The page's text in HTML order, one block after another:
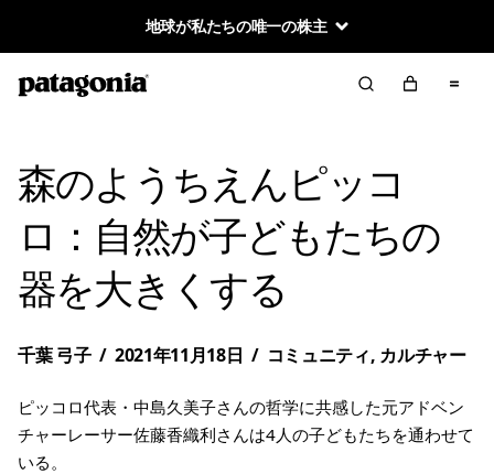
地球が私たちの唯一の株主
森のようちえんピッコ
ロ：自然が子どもたちの
器を大きくする
千葉 弓子 / 2021年11月18日 / コミュニティ, カルチャー
ピッコロ代表・中島久美子さんの哲学に共感した元アドベン
チャーレーサー佐藤香織利さんは4人の子どもたちを通わせて
いる。